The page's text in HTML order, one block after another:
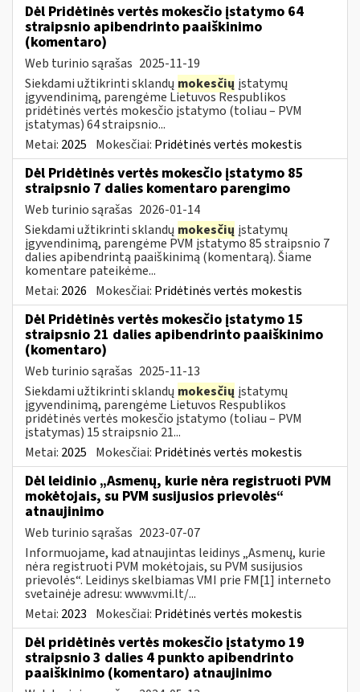
Dėl Pridėtinės vertės mokesčio įstatymo 64
straipsnio apibendrinto paaiškinimo
(komentaro)
Web turinio sąrašas 2025-11-19
Siekdami užtikrinti sklandų mokesčių įstatymų
įgyvendinimą, parengėme Lietuvos Respublikos
pridėtinės vertės mokesčio įstatymo (toliau – PVM
įstatymas) 64 straipsnio...
Metai: 2025 Mokesčiai: Pridėtinės vertės mokestis
Dėl Pridėtinės vertės mokesčio įstatymo 85
straipsnio 7 dalies komentaro parengimo
Web turinio sąrašas 2026-01-14
Siekdami užtikrinti sklandų mokesčių įstatymų
įgyvendinimą, parengėme PVM įstatymo 85 straipsnio 7
dalies apibendrintą paaiškinimą (komentarą). Šiame
komentare pateikėme...
Metai: 2026 Mokesčiai: Pridėtinės vertės mokestis
Dėl Pridėtinės vertės mokesčio įstatymo 15
straipsnio 21 dalies apibendrinto paaiškinimo
(komentaro)
Web turinio sąrašas 2025-11-13
Siekdami užtikrinti sklandų mokesčių įstatymų
įgyvendinimą, parengėme Lietuvos Respublikos
pridėtinės vertės mokesčio įstatymo (toliau – PVM
įstatymas) 15 straipsnio 21...
Metai: 2025 Mokesčiai: Pridėtinės vertės mokestis
Dėl leidinio „Asmenų, kurie nėra registruoti PVM
mokėtojais, su PVM susijusios prievolės“
atnaujinimo
Web turinio sąrašas 2023-07-07
Informuojame, kad atnaujintas leidinys „Asmenų, kurie
nėra registruoti PVM mokėtojais, su PVM susijusios
prievolės“. Leidinys skelbiamas VMI prie FM[1] interneto
svetainėje adresu: www.vmi.lt/...
Metai: 2023 Mokesčiai: Pridėtinės vertės mokestis
Dėl pridėtinės vertės mokesčio įstatymo 19
straipsnio 3 dalies 4 punkto apibendrinto
paaiškinimo (komentaro) atnaujinimo